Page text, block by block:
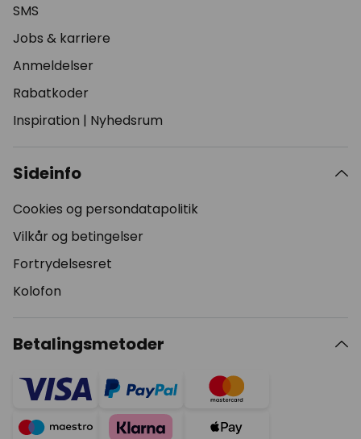
SMS
Jobs & karriere
Anmeldelser
Rabatkoder
Inspiration | Nyhedsrum
Sideinfo
Cookies og persondatapolitik
Vilkår og betingelser
Fortrydelsesret
Kolofon
Betalingsmetoder